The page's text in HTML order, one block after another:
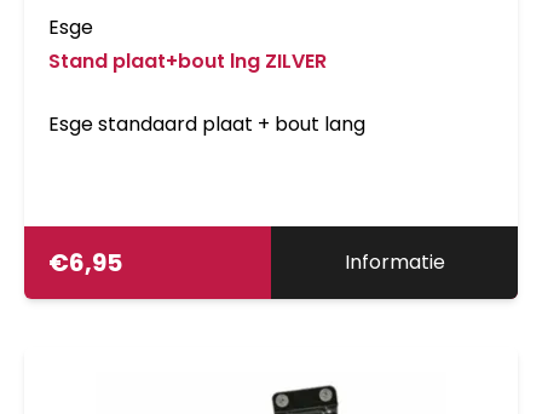
Esge
Stand plaat+bout lng ZILVER
Esge standaard plaat + bout lang
€6,95 Informatie